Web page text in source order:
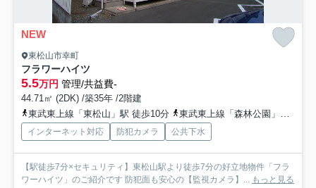
NEW
東松山市幸町
フラワーハイツ
5.5万円 管理/共益費-
44.71㎡ (2DK) /築35年 /2階建
東武東上線「東松山」駅 徒歩10分
東武東上線「森林公園」駅 徒歩41分
インターネット対応 防犯カメラ 公共下水
【駅徒歩7分×セキュリティ】東松山駅より徒歩7分の好立地物件「フラ
ワーハイツ」のご紹介です 防犯面も安心の【監視カメラ】...
もっと見る